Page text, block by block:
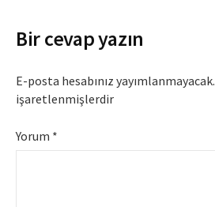
Bir cevap yazın
E-posta hesabınız yayımlanmayacak.
işaretlenmişlerdir
Yorum *